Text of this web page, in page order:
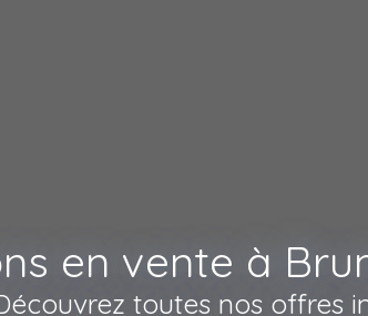
en vente à
toutes nos offres